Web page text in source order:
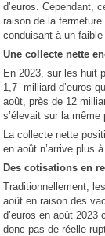
d’euros. Cependant,
raison de la
conduisant à un faible
Une collecte nette
En 2023, sur les huit
1,7 milliard d’euros
août, près de 12
s’élevait sur la même
La collecte nette
en août n’arrive plus
Des cotisations en
Traditionnellement,
août en raison des
d’euros en août 2023
donc pas de réelle